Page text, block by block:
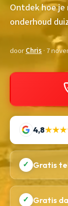
Ontdek hoe
onderhoud
doorChris · 7
4,8
✓ Gratis
✓ Gratis